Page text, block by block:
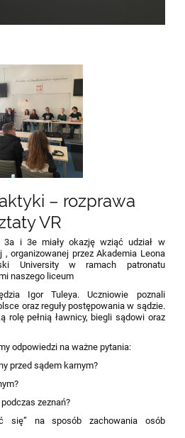
– rozprawa
VR
i 3e miały okazję wziąć udział w
, organizowanej przezAkademia Leona
Universityw ramach patronatu
naszego liceum
Igor Tuleya. Uczniowie poznali
oraz reguły postępowania w sądzie.
rolę pełnią ławnicy, biegli sądowi oraz
odpowiedzi na ważne pytania:
przed sądem karnym?
zeznań?
się” na sposób zachowania osób